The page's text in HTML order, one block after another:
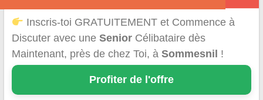
Inscris-toi GRATUITEMENT et Commence à
Discuter avec une SeniorCélibataire dès
Maintenant, près de chez Toi, à Sommesnil !
Profiter de l'offre